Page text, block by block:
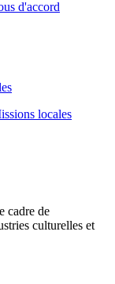
d'accord
locales
cadre de
culturelles et